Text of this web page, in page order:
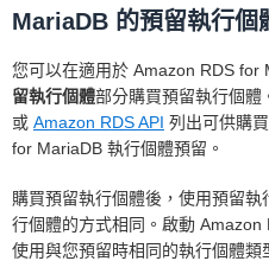
MariaDB 的預留執行個
您可以在適用於 Amazon RDS for
留執行個體部分購買預留執行個體
或 Amazon RDS API 列出可供購
for MariaDB 執行個體預留。
購買預留執行個體後，使用預留
行個體的方式相同。啟動
使用與您預留時相同的執行個體